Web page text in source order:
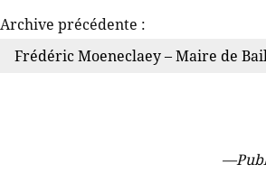
Archive précédente :
Frédéric Moeneclaey – Maire de
—